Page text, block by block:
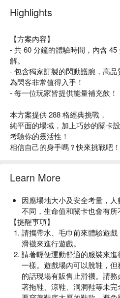
Highlights
【方案內容】
- 共 60 分鐘的體驗時間，內含
解。
- 包含獨家訂製的閃動護腕，高
為閃客非常值得入手！
- 每一位玩家皆提供能量補充飲！
本方案提供 288 格經典挑戰，
純平面的場域，加上巧妙的關卡設
考驗你的靈活性！
相信自己的身手嗎？快來挑戰吧！
Learn More
因應場地大小及安全考量，
不同，生命值和關卡也會有所
【提醒事項】
請攜帶水、毛巾前來體驗遊
滑襪來進行遊戲。
請著輕便運動舒適的服裝來
一樣。遊戲場內可以脫鞋，
的話現場有販售止滑襪。請
著拖鞋、涼鞋、洞洞鞋等未